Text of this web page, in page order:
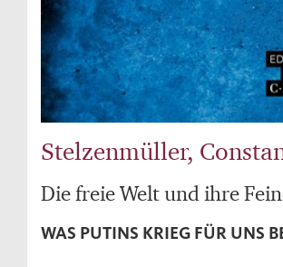
Stelzenmüller,
Die freie Welt und ihre
WAS PUTINS KRIEG FÜR UNS